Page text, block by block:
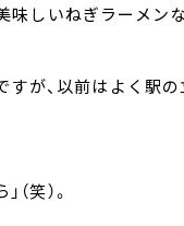
味しいねぎラーメン
が、以前はよく駅
笑）。